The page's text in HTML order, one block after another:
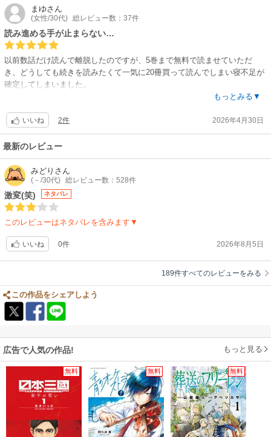
く作品だと思います！！！偉そうですみません。でもほんっとうに面白い
です。特に最新巻、その先も本誌で追っちゃいましたが、どうなっちゃう
んでしょうね、、南雲、坂本、赤尾の同期メンが大好きなので、ちょっと
泣きそうになっちゃいました。いやぁ、、久しぶりに面白い漫画が読めて
画に出会えました！これからも応援します！！！あ、自分のレビュー100
件目がこのレビューになっちゃいました、それもまたなんか嬉しい…サカ
モトデイズもっと売れてもいいと思うしもっと色んな人に読んでほしい
まゆさん
(女性/30代) 総レビュー数：37件
読み進める手が止まらない…
以前数話だけ読んで離脱したのですが、5巻まで無料で読ませていただ
き、どうしても続きを読みたくて一気に20冊買って読んでしまい寝不足が
確定してしまいました。
が、バトルシーンはめちゃくちゃ迫力があります。バトルのスピード感、
一撃の重さが伝わってくる。読み進めると画力も追いついてきて、ものす
ごい迫力です。バトルシーンだけで言えば、こんなに描ける人あんまりい
ないんじゃないかな。バトルの内容は全然人間味ないです。坂本が周りに
あるもので戦うので、固定の武器がない主人公は斬新で面白いです。
ストーリーはテンポがいい。とにかく短い期間でいろんなとこ行きますw
あっちこっち行っていろんな人が出てきて戦って次のとこ行って…とせわ
しないw今何してんだっけ？ってわからなくなりますw
男女問わずキャラクターがかっこいいんですが、面白さで言えばモブたち
です。周りで戦ってんのにあの世界の一般人誰も慌てないwなんか吹っ飛
しっかり最終巻まで読んで、映画も観たいなーと思います。
もっとみる▼
いいね 2件 2026年4月30日
最新のレビュー
みどり さん
(－/30代) 総レビュー数：528件
激変(笑) ネタバレ
このレビューはネタバレを含みます▼
いいね 0件 2026年8月5日
189件すべてのレビューをみる
この作品をシェアしよう
広告で人気の作品! もっと見る
無料 無料 無料